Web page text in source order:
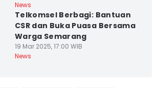
News
Telkomsel Berbagi: Bantuan
CSR dan Buka Puasa Bersama
Warga Semarang
19 Mar 2025, 17:00 WIB
News